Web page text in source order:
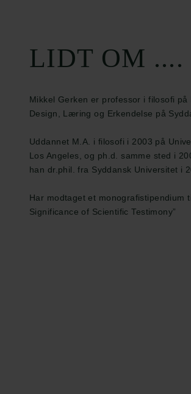
LIDT OM ....
Mikkel Gerken er professor i filosofi på
Design, Læring og Erkendelse på
Uddannet M.A. i filosofi i 2003 på
Los Angeles, og ph.d. samme sted i
han dr.phil. fra Syddansk Universitet i
Har modtaget et monografistipendium
Significance of Scientific Testimony”